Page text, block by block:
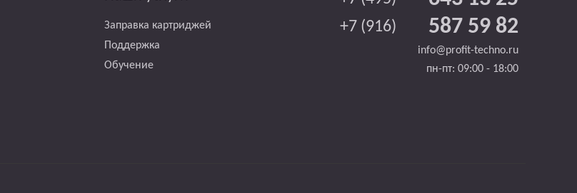
Заправка картриджей
Поддержка
Обучение
+7 (916) 587 59 82
info@profit-techno.ru
пн-пт: 09:00 - 18:00